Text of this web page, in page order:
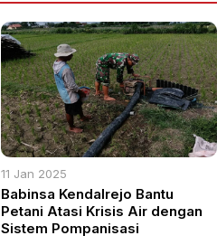
11 Jan 2025
Babinsa Kendalrejo Bantu
Petani Atasi Krisis Air dengan
Sistem Pompanisasi